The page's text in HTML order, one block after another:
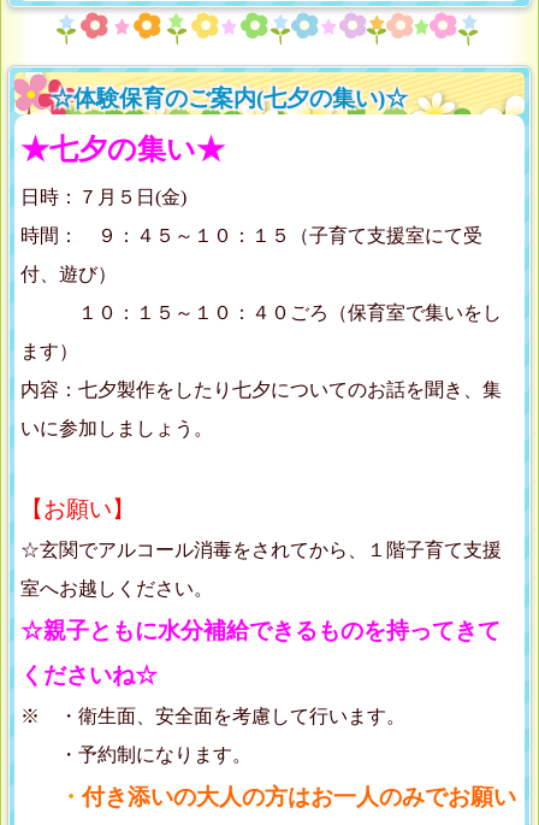
☆体験保育のご案内(七夕の集い)☆
★七夕の集い★
日時：７月５日(金)
時間： ９：４５～１０：１５（子育て支援室にて受
付、遊び）
１０：１５～１０：４０ごろ（保育室で集いをし
ます）
内容：七夕製作をしたり七夕についてのお話を聞き、集
いに参加しましょう。
【お願い】
☆玄関でアルコール消毒をされてから、１階子育て支援
室へお越しください。
☆親子ともに水分補給できるものを持ってきて
くださいね☆
※ ・衛生面、安全面を考慮して行います。
・予約制になります。
・ 付き添いの大人の方はお一人のみでお願い